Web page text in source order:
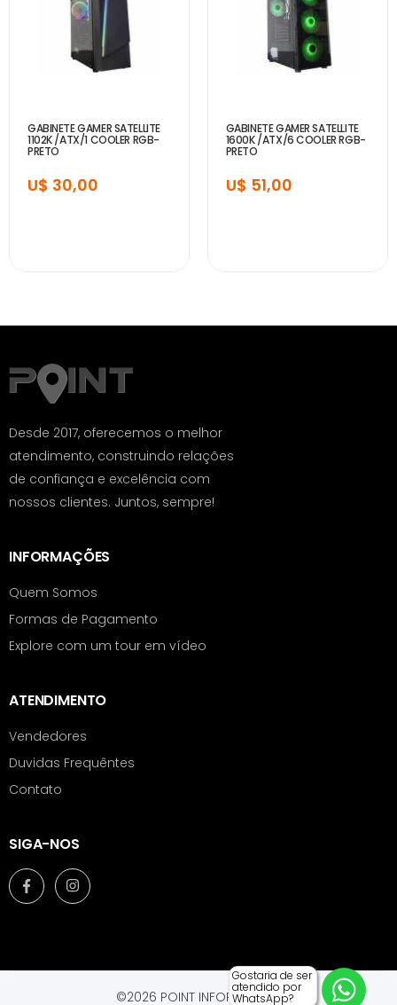
GABINETE GAMER SATELLITE
1102K /ATX/1 COOLER RGB-
PRETO
U$ 30,00
GABINETE GAMER SATELLITE
1600K /ATX/6 COOLER RGB-
PRETO
U$ 51,00
Desde 2017, oferecemos o melhor
atendimento, construindo relações
de confiança e excelência com
nossos clientes. Juntos, sempre!
INFORMAÇÕES
Quem Somos
Formas de Pagamento
Explore com um tour em vídeo
ATENDIMENTO
Vendedores
Duvidas Frequêntes
Contato
SIGA-NOS
©2026 POINT INFORMÁTICA.
Gostaria de ser
atendido por
WhatsApp?